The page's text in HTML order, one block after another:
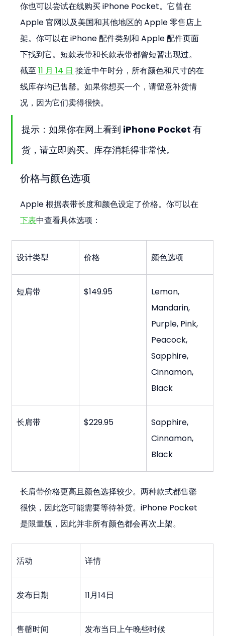
你也可以尝试在线购买 iPhone Pocket。它曾在
Apple 官网以及美国和其他地区的 Apple 零售店上
架。你可以在 iPhone 配件类别和 Apple 配件页面
下找到它。短款表带和长款表带都曾短暂出现过。
截至 11 月 14 日 接近中午时分，所有颜色和尺寸的在
线库存均已售罄。如果你想买一个，请留意补货情
况，因为它们卖得很快。
提示：如果你在网上看到 iPhone Pocket 有
货，请立即购买。库存消耗得非常快。
价格与颜色选项
Apple 根据表带长度和颜色设定了价格。你可以在
下表中查看具体选项：
设计类型 价格 颜色选项
短肩带 $149.95
Lemon,
Mandarin,
Purple, Pink,
Peacock,
Sapphire,
Cinnamon,
Black
长肩带 $229.95
Sapphire,
Cinnamon,
Black
长肩带价格更高且颜色选择较少。两种款式都售罄
很快，因此您可能需要等待补货。iPhone Pocket
是限量版，因此并非所有颜色都会再次上架。
活动 详情
发布日期 11月14日
售罄时间 发布当日上午晚些时候